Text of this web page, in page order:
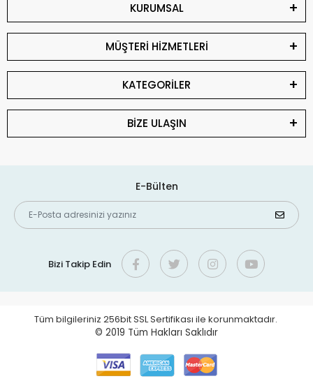
KURUMSAL
MÜŞTERİ HİZMETLERİ
KATEGORİLER
BİZE ULAŞIN
E-Bülten
Bizi Takip Edin
Tüm bilgileriniz 256bit SSL Sertifikası ile korunmaktadır.
© 2019 Tüm Hakları Saklıdır